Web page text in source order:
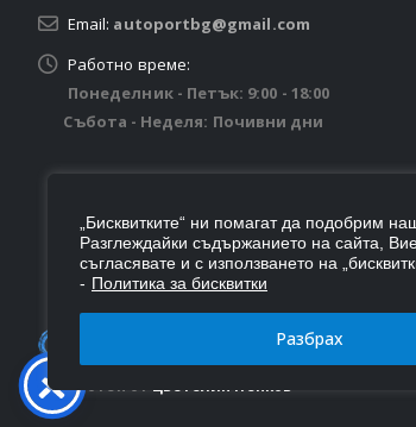
„Бисквитките“ ни помагат да подобрим
Разглеждайки съдържанието на сайта,
съгласявате и с използването на
- Политика за бисквитки
Разбрах
Email: autoportbg@gmail.com
Работно време:
Понеделник - Петък: 9:00 - 18:00
Събота - Неделя: Почивни дни
© Autoport 2026. Всички права
Изработен от